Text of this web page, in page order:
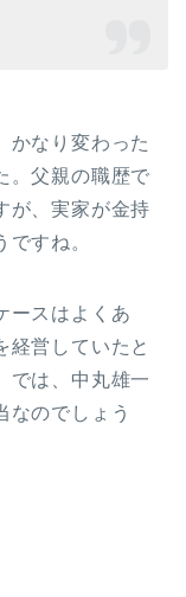
かなり変わった
。父親の職歴で
が、実家が金持
すね。
ースはよくあ
経営していたと
では、中丸雄一
なのでしょう